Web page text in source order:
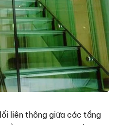
liên thông giữa các tầng